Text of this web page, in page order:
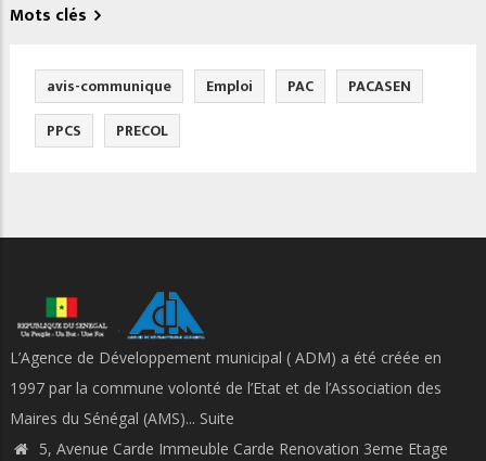
Mots clés
avis-communique Emploi PAC
PACASEN
PPCS
PRECOL
L’Agence de Développement municipal ( ADM) a été créée en
1997 par la commune volonté de l’Etat et de l’Association des
Maires du Sénégal (AMS)... Suite
5, Avenue Carde Immeuble Carde Renovation 3eme Etage